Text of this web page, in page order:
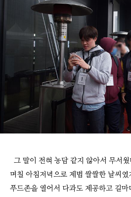
그 말이 전혀 농담 같지 않아서 무서
며칠 아침저녁으로 제법 쌀쌀한 날씨
푸드존을 열어서 다과도 제공하고 길